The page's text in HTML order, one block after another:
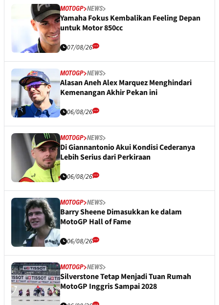
MOTOGP NEWS
Yamaha Fokus Kembalikan Feeling Depan
untuk Motor 850cc
07/08/26
MOTOGP NEWS
Alasan Aneh Alex Marquez Menghindari
Kemenangan Akhir Pekan ini
06/08/26
MOTOGP NEWS
Di Giannantonio Akui Kondisi Cederanya
Lebih Serius dari Perkiraan
06/08/26
MOTOGP NEWS
Barry Sheene Dimasukkan ke dalam
MotoGP Hall of Fame
06/08/26
MOTOGP NEWS
Silverstone Tetap Menjadi Tuan Rumah
MotoGP Inggris Sampai 2028